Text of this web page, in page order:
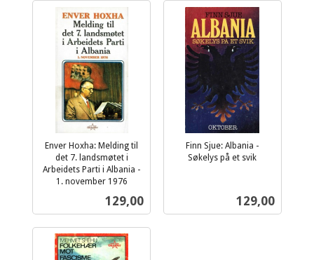
Enver Hoxha: Melding til
det 7. landsmøtet i
Arbeidets Parti i Albania -
1. november 1976
Pris
129,00
Finn Sjue: Albania -
Søkelys på et svik
Pris
129,00